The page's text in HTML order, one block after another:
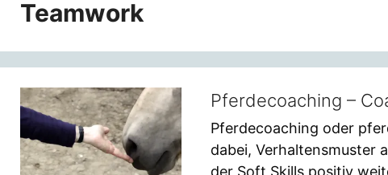
Teamwork
Pferdecoaching –
Pferdecoaching oder
dabei, Verhaltensmuster
der Soft Skills positiv